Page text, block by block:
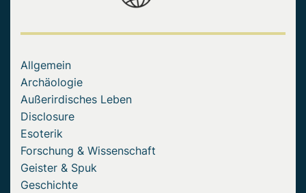
Allgemein
Archäologie
Außerirdisches Leben
Disclosure
Esoterik
Forschung & Wissenschaft
Geister & Spuk
Geschichte